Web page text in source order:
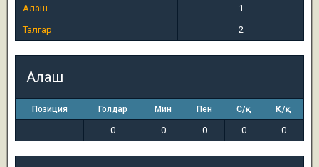
Алаш
1
Талгар
2
Алаш
Позиция Голдар Мин Пен С/қ Қ/қ
0 0 0 0 0